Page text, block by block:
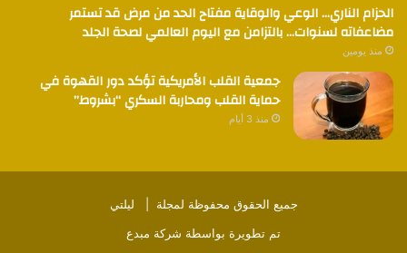
الحزام الناري… الوعي والوقاية مفتاح الحد من مرض قد تستمر
مضاعفاته لسنوات… بالتزامن مع اليوم العالمي لصحة الجلد
منذ يومين
جمعية القلب الأمريكية تؤكد دور القهوة في
حماية القلب ومحاربة السكري “بشروط”
منذ 3 أيام
جميع الحقوق محفوظة لمجلة | ليلتي
تم تطويرة بواسطة شركة مبدع